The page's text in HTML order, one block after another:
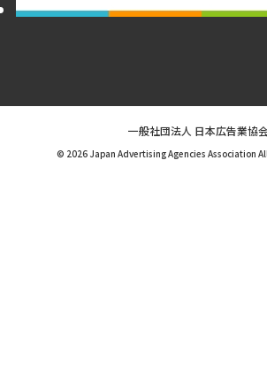
一般社団法人 日本広告業協
© 2026 Japan Advertising Agencies Association